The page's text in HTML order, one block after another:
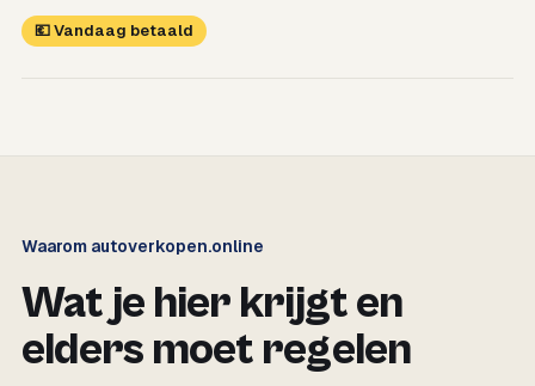
💶 Vandaag betaald
Waarom autoverkopen.online
Wat je hier krijgt en
elders moet regelen